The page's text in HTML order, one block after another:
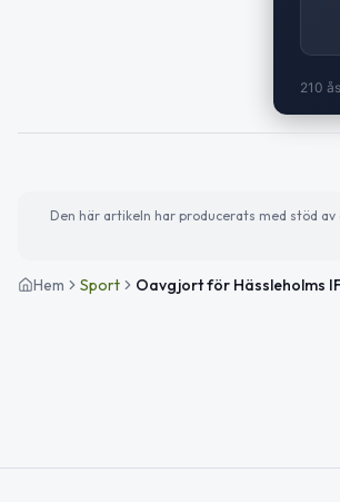
210
Den här artikeln har producerats med stöd
Hem Sport